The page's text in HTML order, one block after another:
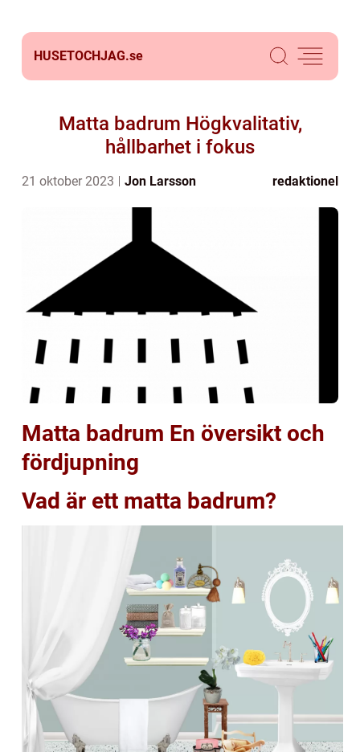
HUSETOCHJAG.se
Matta badrum Högkvalitativ,
hållbarhet i fokus
21 oktober 2023 Jon Larsson redaktionel
Matta badrum En översikt och
fördjupning
Vad är ett matta badrum?